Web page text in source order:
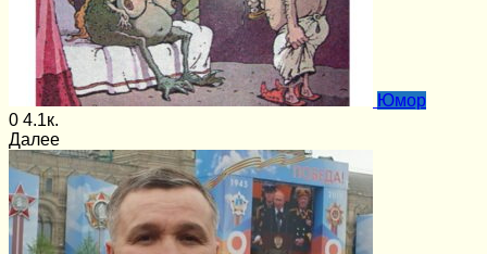
Юмор
0 4.1к.
Далее